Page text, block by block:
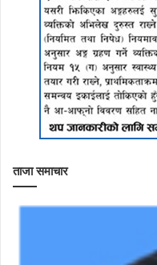
ताजा समाचार